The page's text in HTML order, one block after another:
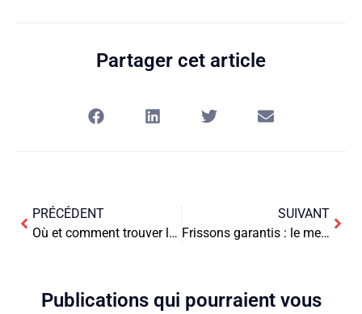
Partager cet article
PRÉCÉDENT
Où et comment trouver les annonces légales dans le Gard ?
SUIVANT
Frissons garantis : le meilleur de l’horreur sur FilmoFlix
Publications qui pourraient vous